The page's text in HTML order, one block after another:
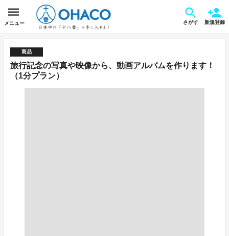
メニュー さがす 新規登録
商品
旅行記念の写真や映像から、動画アルバムを作ります！
（1分プラン）